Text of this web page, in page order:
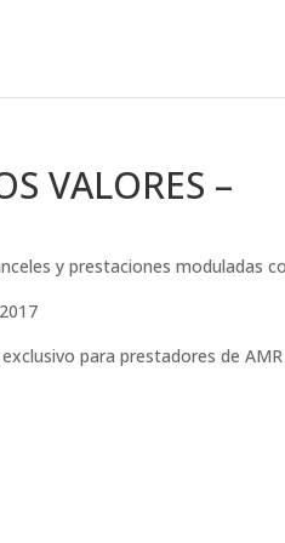
VALORES –
y prestaciones moduladas
para prestadores de